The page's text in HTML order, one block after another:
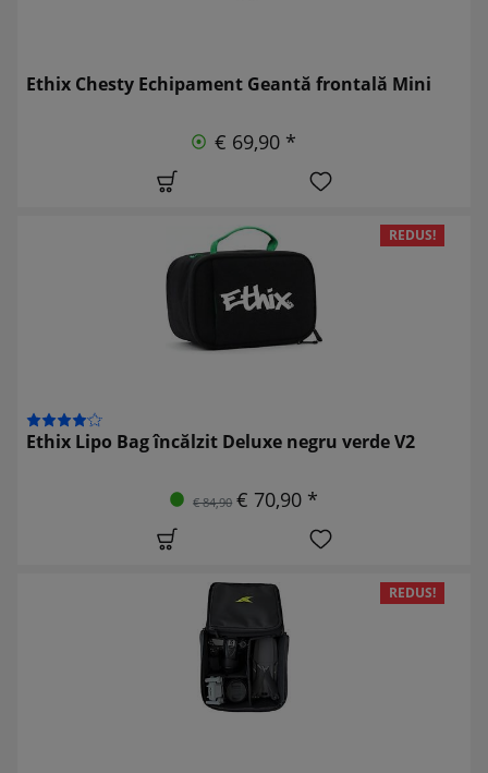
Ethix Chesty Echipament Geantă frontală Mini
€ 69,90 *
REDUS!
Ethix Lipo Bag încălzit Deluxe negru verde V2
€ 84,90 € 70,90 *
REDUS!